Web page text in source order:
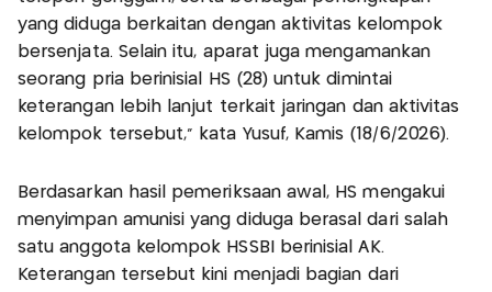
yang diduga berkaitan dengan aktivitas kelompok
bersenjata. Selain itu, aparat juga mengamankan
seorang pria berinisial HS (28) untuk dimintai
keterangan lebih lanjut terkait jaringan dan aktivitas
kelompok tersebut,” kata Yusuf, Kamis (18/6/2026).
Berdasarkan hasil pemeriksaan awal, HS mengakui
menyimpan amunisi yang diduga berasal dari salah
satu anggota kelompok HSSBI berinisial AK.
Keterangan tersebut kini menjadi bagian dari